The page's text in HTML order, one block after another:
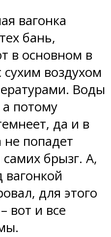
вагонка
бань,
в основном в
воздухом
Воды
а потому
да и в
не попадет
самих брызг. А,
вагонкой
для этого
вот и все